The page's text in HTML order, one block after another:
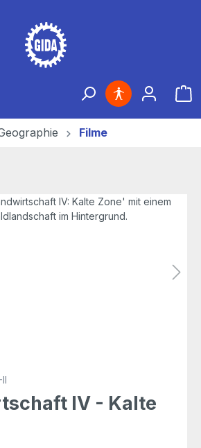
Filme
IV - Kalte